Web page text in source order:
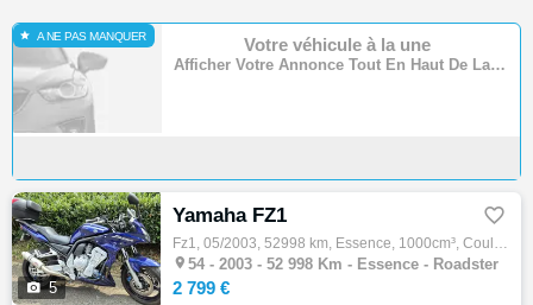
A NE PAS MANQUER Votre véhicule à la une
Afficher Votre Annonce Tout En Haut De La Page
 5
Yamaha FZ1 
Fz1, 05/2003, 52998 km, Essence, 1000cm³, Couleur bleu, 2799 € Equipements : PROTECTION ROULETTES - SABOT - ECOPES DE RADIATEUR - ECHAPPEME…
 54 - 2003 - 52 998 Km - Essence - Roadster
2 799 €